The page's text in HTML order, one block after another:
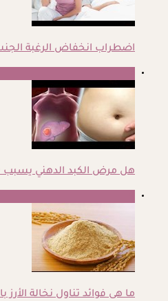
اضطراب انخفاض الرغبة
هل مرض الكبد الدهني يسبب
ما هى فوائد تناول نخالة